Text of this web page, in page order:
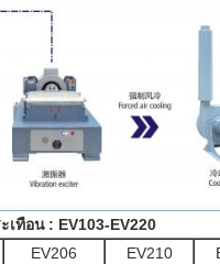
เทือน : EV103-EV220
EV206 EV210